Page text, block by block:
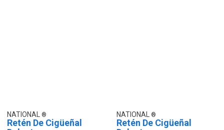
NATIONAL
Retén De Cigüeñal
NATIONAL
Retén De Cigüeñal